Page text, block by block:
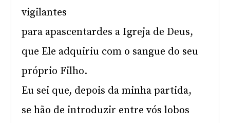
vigilantes
para apascentardes a Igreja de Deus,
que Ele adquiriu com o sangue do seu
próprio Filho.
Eu sei que, depois da minha partida,
se hão de introduzir entre vós lobos